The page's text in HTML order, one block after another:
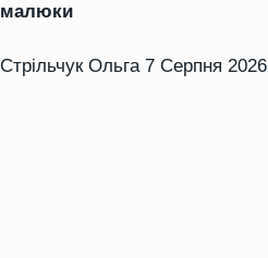
малюки
Стрільчук Ольга 7 Серпня 2026